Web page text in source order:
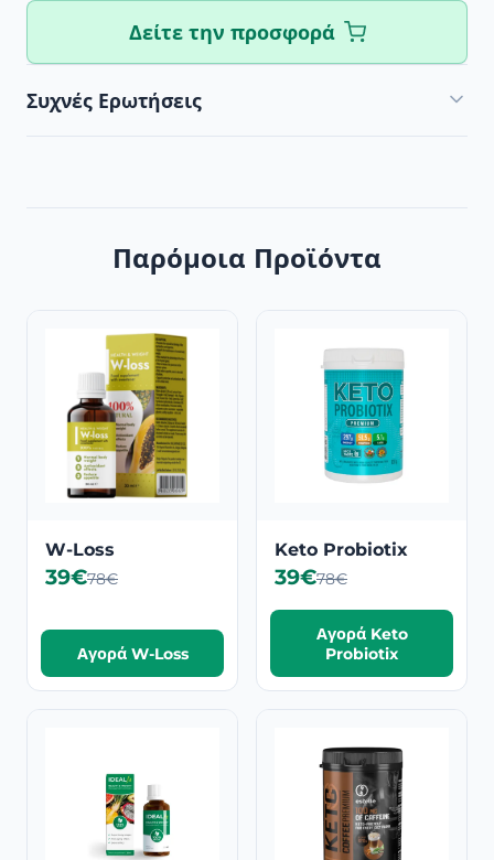
Δείτε την προσφορά
Συχνές Ερωτήσεις
Παρόμοια Προϊόντα
W-Loss
39€78€
Αγορά W-Loss
Keto Probiotix
39€78€
Αγορά Keto
Probiotix